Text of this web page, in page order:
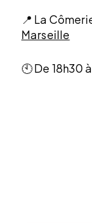
📍 La
Marseille
🕙 De 18h30